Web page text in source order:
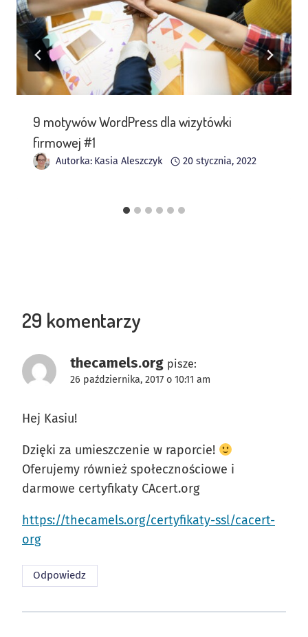
9 motywów WordPress dla wizytówki
firmowej #1
Autorka: Kasia Aleszczyk 20 stycznia, 2022
29 komentarzy
thecamels.org pisze:
26 października, 2017 o 10:11 am
Hej Kasiu!
Dzięki za umieszczenie w raporcie!
Oferujemy również społecznościowe i
darmowe certyfikaty CAcert.org
https://thecamels.org/certyfikaty-ssl/cacert-
org
Odpowiedz